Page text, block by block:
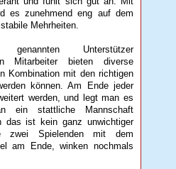
es zunehmend eng auf dem
Mehrheiten.
Unterstützer
Mitarbeiter bieten diverse
Kombination mit den richtigen
können. Am Ende jeder
werden, und legt man es
ein stattliche Mannschaft
das ist kein ganz unwichtiger
zwei Spielenden mit dem
am Ende, winken nochmals